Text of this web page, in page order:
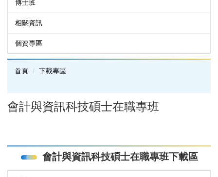
博士班
相關資訊
個資專區
首頁 下載專區
會計與資訊科技碩士在職專班
會計與資訊科技碩士在職專班下載區